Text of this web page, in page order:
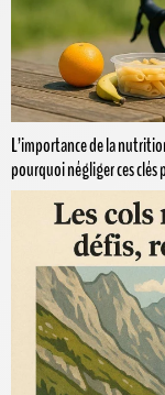
L’importance de la
pourquoi négliger ces